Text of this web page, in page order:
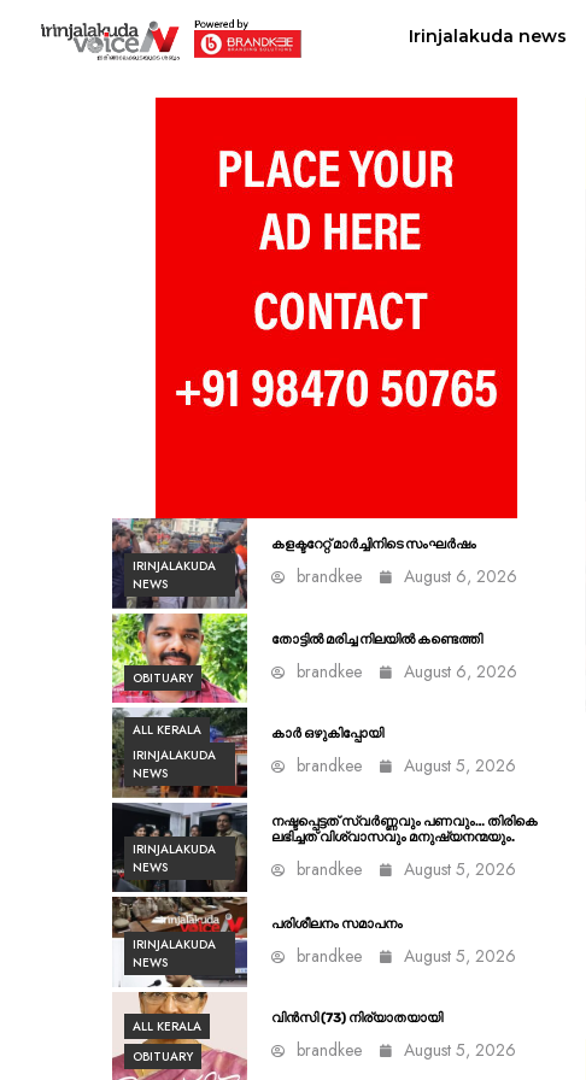
Irinjalakuda news
IRINJALAKUDA
NEWS
കളക്ടറേറ്റ് മാർച്ചിനിടെ സംഘർഷം
brandkee August 6, 2026
OBITUARY
തോട്ടിൽ മരിച്ച നിലയിൽ കണ്ടെത്തി
brandkee August 6, 2026
ALL KERALA
IRINJALAKUDA
NEWS
കാർ ഒഴുകിപ്പോയി
brandkee August 5, 2026
IRINJALAKUDA
NEWS
നഷ്ടപ്പെട്ടത് സ്വർണ്ണവും പണവും… തിരികെ
ലഭിച്ചത് വിശ്വാസവും മനുഷ്യനന്മയും.
brandkee August 5, 2026
IRINJALAKUDA
NEWS
പരിശീലനം സമാപനം
brandkee August 5, 2026
ALL KERALA
OBITUARY
വിൻസി (73) നിര്യാതയായി
brandkee August 5, 2026